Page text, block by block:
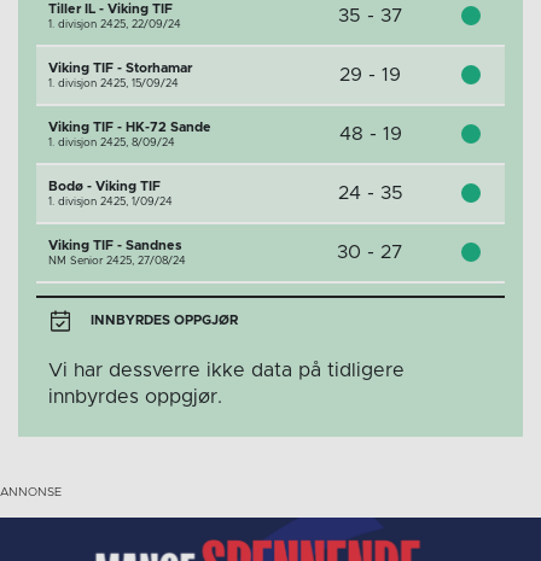
Tiller IL - Viking TIF
1. divisjon 2425, 22/09/24 35 - 37
Viking TIF - Storhamar
1. divisjon 2425, 15/09/24 29 - 19
Viking TIF - HK-72 Sande
1. divisjon 2425, 8/09/24 48 - 19
Bodø - Viking TIF
1. divisjon 2425, 1/09/24 24 - 35
Viking TIF - Sandnes
NM Senior 2425, 27/08/24 30 - 27
INNBYRDES OPPGJØR
Vi har dessverre ikke data på tidligere
innbyrdes oppgjør.